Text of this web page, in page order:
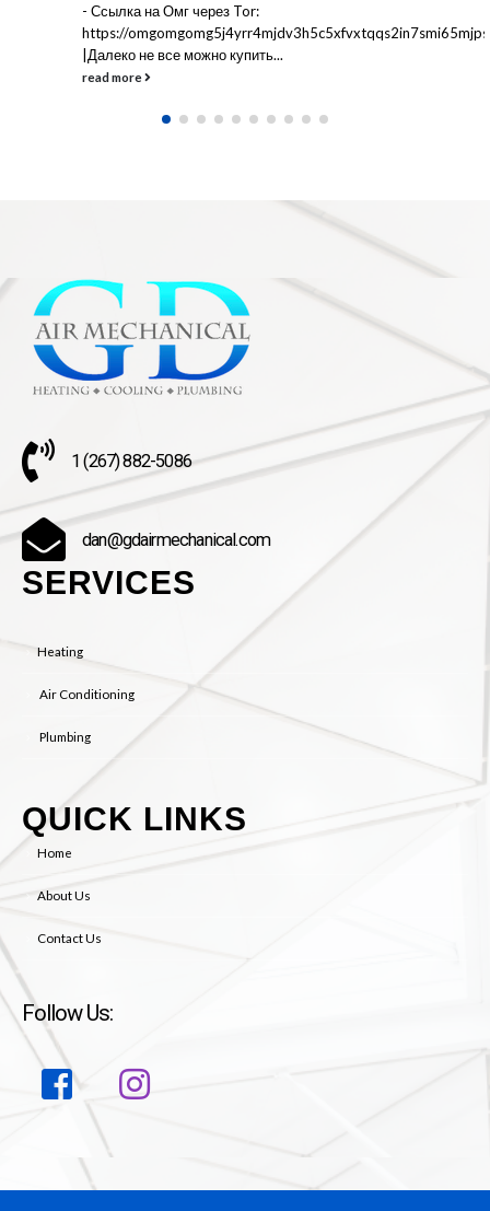
- Ссылка на Омг через Tor:
https://
|Далеко не все можно купить...
read more
1 (267) 882-5086
dan@gdairmechanical.com
SERVICES
Heating
Air Conditioning
Plumbing
QUICK LINKS
Home
About Us
Contact Us
Follow Us: